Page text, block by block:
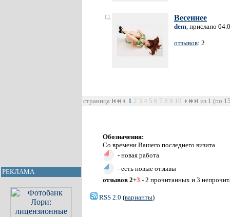
РЕКЛАМА
Весеннее
dem, прислано
отзывов: 2
страница 1 2 3 4 5 6 7 8 9 10 из 1 (по
Обозначения:
Со времени Вашего последнего визита
- новая работа
- есть новые отзывы
отзывов 2+3 - 2 прочитанных и 3
RSS 2.0 (варианты)